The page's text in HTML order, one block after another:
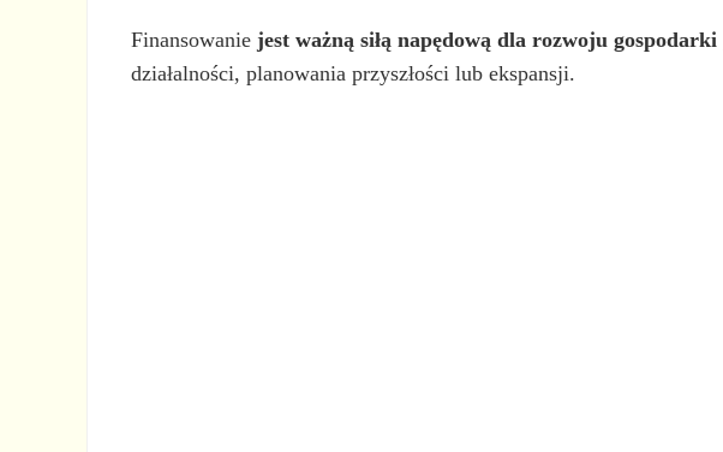
Finansowaniejest ważną siłą napędową dla rozwoju gospodarki
działalności, planowania przyszłości lub ekspansji.